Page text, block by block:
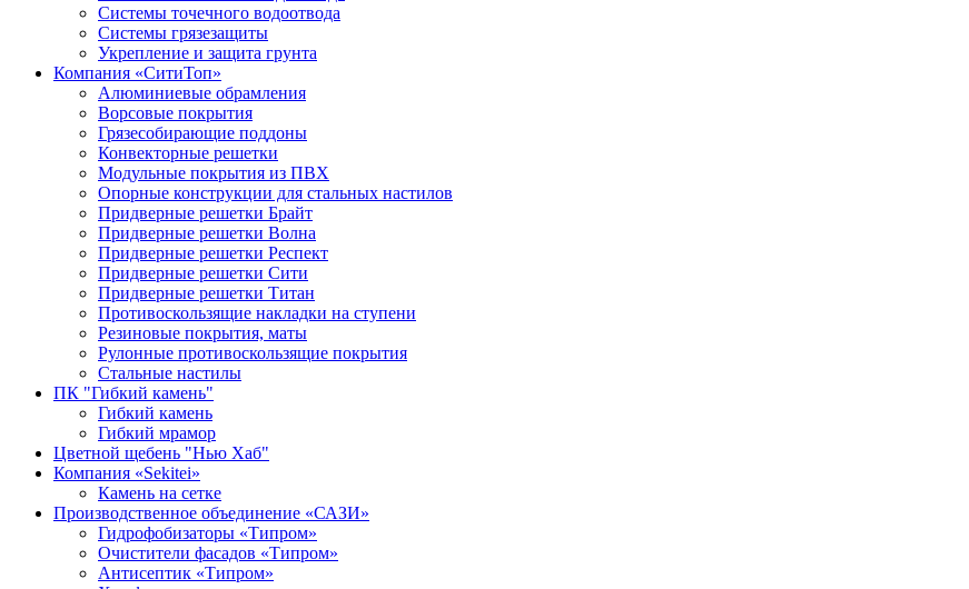
Системы точечного водоотвода
Системы грязезащиты
Укрепление и защита грунта
Компания «СитиТоп»
Алюминиевые обрамления
Ворсовые покрытия
Грязесобирающие поддоны
Конвекторные решетки
Модульные покрытия из ПВХ
Опорные конструкции для стальных настилов
Придверные решетки Брайт
Придверные решетки Волна
Придверные решетки Респект
Придверные решетки Сити
Придверные решетки Титан
Противоскользящие накладки на ступени
Резиновые покрытия, маты
Рулонные противоскользящие покрытия
Стальные настилы
ПК "Гибкий камень"
Гибкий камень
Гибкий мрамор
Цветной щебень "Нью Хаб"
Компания «Sekitei»
Камень на сетке
Производственное объединение «САЗИ»
Гидрофобизаторы «Типром»
Очистители фасадов «Типром»
Антисептик «Типром»